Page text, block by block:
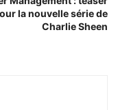
la nouvelle série de
Charlie Sheen